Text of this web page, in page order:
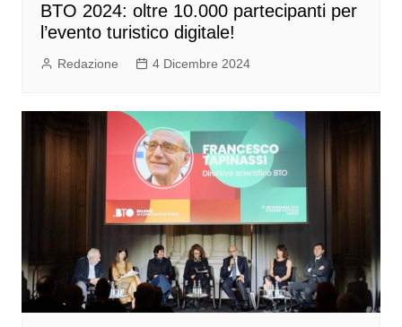
BTO 2024: oltre 10.000 partecipanti per
l’evento turistico digitale!
Redazione 4 Dicembre 2024